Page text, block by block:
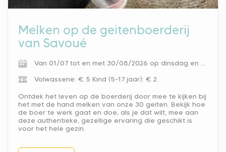
Melken op de geitenboerderij
van Savoué
Van 01/07 tot en met 30/08/2026 op dinsdag en zondag van 17.45.
Volwassene: € 5 Kind (5-17 jaar): € 2.
Ontdek het leven op de boerderij door mee te kijken bij
het met de hand melken van onze 30 geiten. Bekijk hoe
de boer te werk gaat en doe, als je dat wilt, mee aan
deze authentieke, gezellige ervaring die geschikt is
voor het hele gezin.